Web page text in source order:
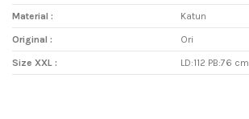
Material : Katun
Original : Ori
Size XXL : LD:112 PB:76 cm